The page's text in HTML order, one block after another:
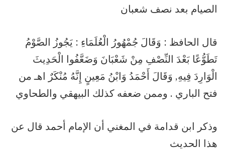
الصيام بعد نصف شعبان
قال الحافظ : وَقَالَ جُمْهُورُ الْعُلَمَاءِ : يَجُوزُ الصَّوْمُ
تَطَوُّعًا بَعْدَ النِّصْفِ مِنْ شَعْبَانَ وَضَعَّفُوا الْحَدِيثَ
الْوَارِدَ فِيهِ, وَقَالَ أَحْمَدُ وَابْنُ مَعِينٍ إِنَّهُ مُنْكَرٌ اهـ من
فتح الباري . وممن ضعفه كذلك البيهقي والطحاوي
وذكر ابن قدامة في المغني أن الإمام أحمد قال عن
هذا الحديث